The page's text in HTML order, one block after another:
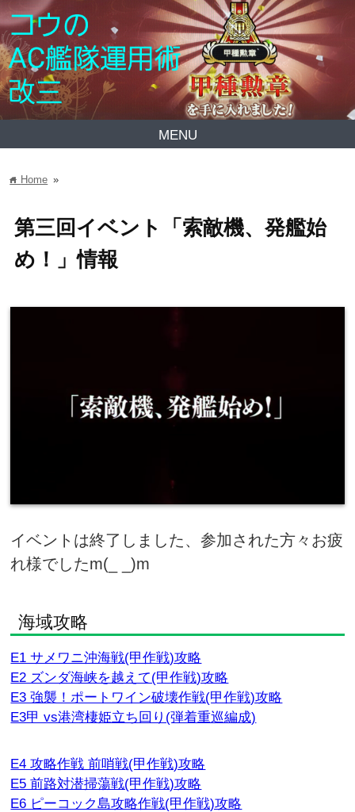
MENU
home Home »
第三回イベント「索敵機、発艦始
め！」情報
イベントは終了しました、参加された方々お疲
れ様でしたm(_ _)m
海域攻略
E1 サメワニ沖海戦(甲作戦)攻略
E2 ズンダ海峡を越えて(甲作戦)攻略
E3 強襲！ポートワイン破壊作戦(甲作戦)攻略
E3甲 vs港湾棲姫立ち回り(弾着重巡編成)
E4 攻略作戦 前哨戦(甲作戦)攻略
E5 前路対潜掃蕩戦(甲作戦)攻略
E6 ピーコック島攻略作戦(甲作戦)攻略